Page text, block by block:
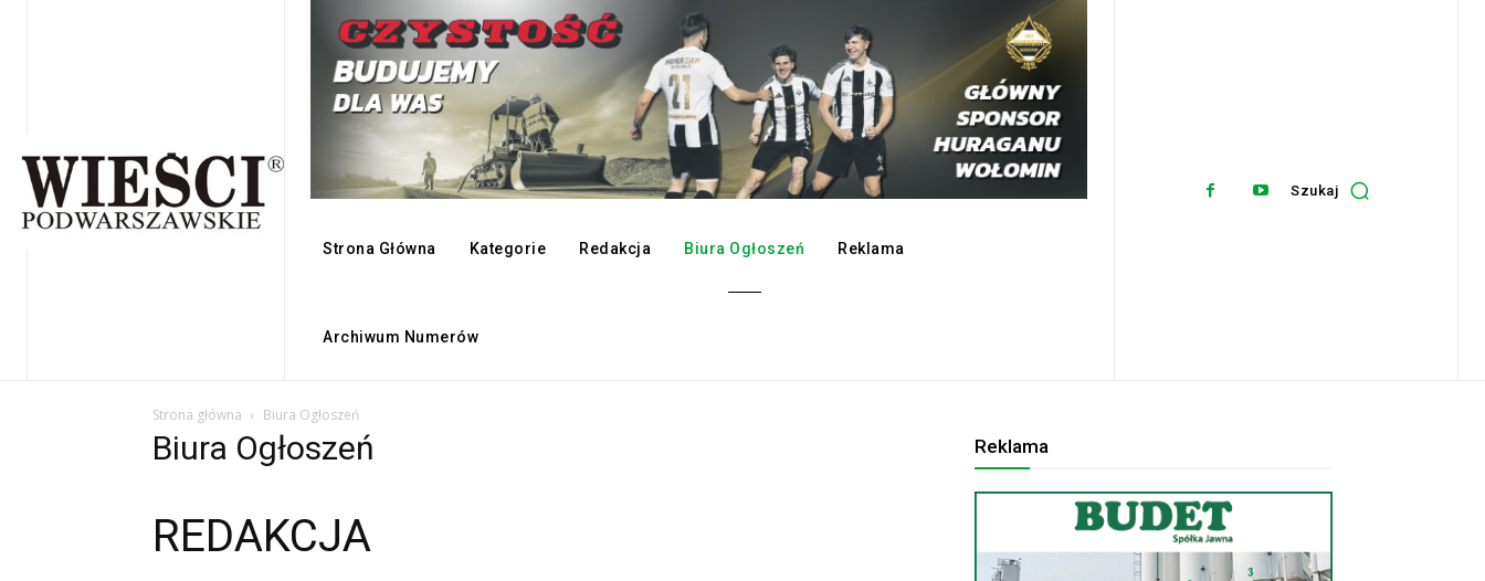
Strona Główna Kategorie Redakcja Biura Ogłoszeń Reklama
Archiwum Numerów
Szukaj
Strona główna Biura Ogłoszeń
Biura Ogłoszeń
REDAKCJA
Reklama